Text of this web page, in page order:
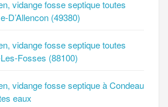
vidange fosse septique toutes
D’Allencon (49380)
vidange fosse septique toutes
Fosses (88100)
vidange fosse septique à Condeau
eaux